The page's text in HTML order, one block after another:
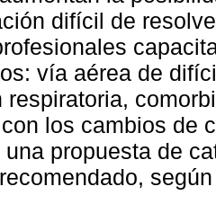
difícil de
vía aérea de
respiratoria,
los cambios de
una propuesta de